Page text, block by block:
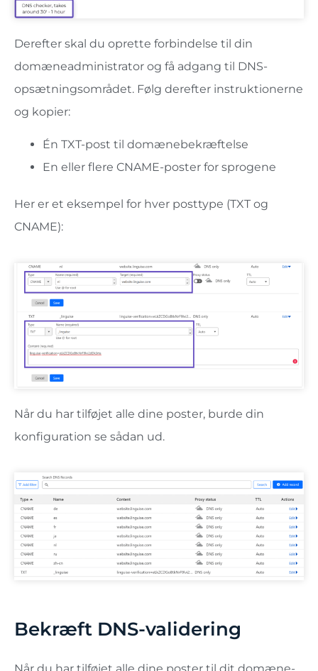
Derefter skal du oprette forbindelse til din
domæneadministrator og få adgang til DNS-
opsætningsområdet. Følg derefter instruktionerne
og kopier:
Én TXT-post til domænebekræftelse
En eller flere CNAME-poster for sprogene
Her er et eksempel for hver posttype (TXT og
CNAME):
Når du har tilføjet alle dine poster, burde din
konfiguration se sådan ud.
Bekræft DNS-validering